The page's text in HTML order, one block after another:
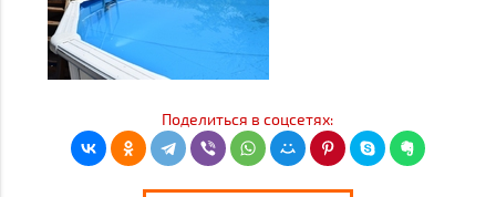
Поделиться в соцсетях: